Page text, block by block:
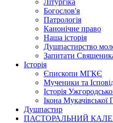
Богослов'я
Патрологія
Канонічне право
Наша історія
Душпастирство
Запитати
Історія
Єпископи МГКЄ
Мученики та
Історія
Ікона Мукачівської
Душпастир
ПАСТОРАЛЬНИЙ